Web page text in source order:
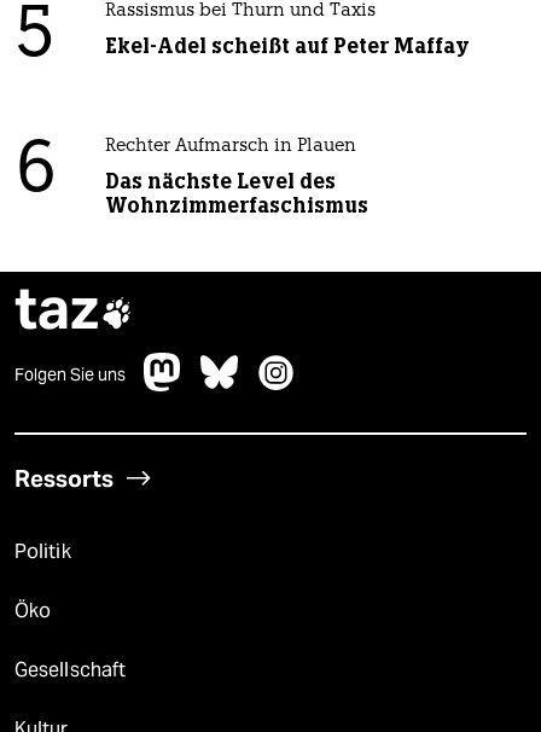
5 Rassismus bei Thurn und Taxis
Ekel-Adel scheißt auf Peter Maffay
6 Rechter Aufmarsch in Plauen
Das nächste Level des
Wohnzimmerfaschismus
taz
Folgen Sie uns
Ressorts
Politik
Öko
Gesellschaft